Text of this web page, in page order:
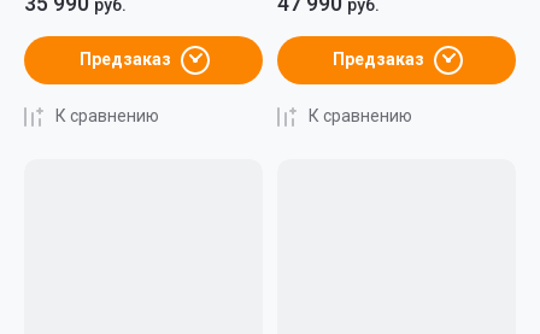
руб.
Предзаказ
К сравнению
руб.
Предзаказ
К сравнению